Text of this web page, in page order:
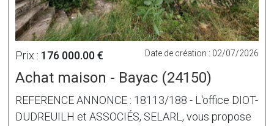
Prix : 176 000.00 € Date de création : 02/07/2026
Achat maison - Bayac (24150)
REFERENCE ANNONCE : 18113/188 - L'office DIOT-
DUDREUILH et ASSOCIÉS, SELARL, vous propose